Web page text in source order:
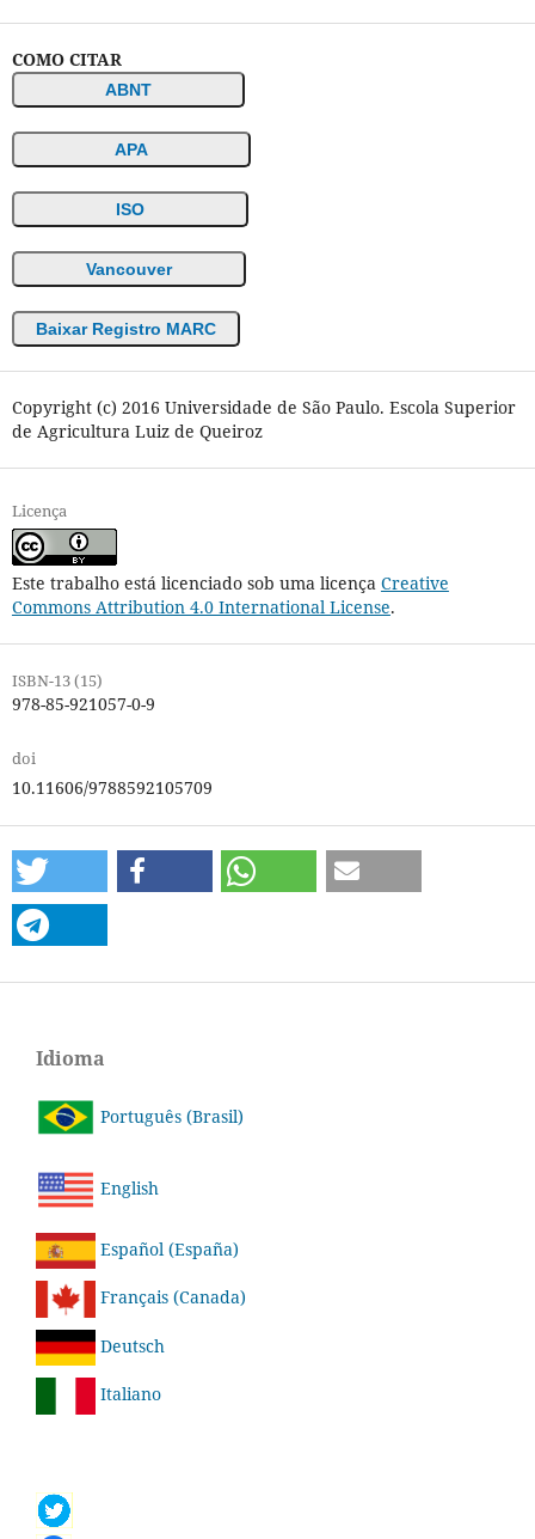
COMO CITAR
ABNT
APA
ISO
Vancouver
Baixar Registro MARC
Copyright (c) 2016 Universidade de São Paulo. Escola Superior
de Agricultura Luiz de Queiroz
Licença
Este trabalho está licenciado sob uma licença Creative
Commons Attribution 4.0 International License.
ISBN-13 (15)
978-85-921057-0-9
doi
10.11606/9788592105709
Idioma
Português (Brasil)
English
Español (España)
Français (Canada)
Deutsch
Italiano